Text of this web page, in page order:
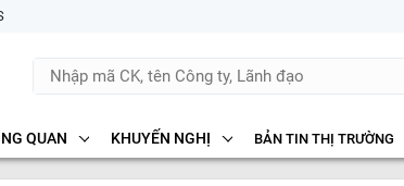
QUAN KHUYẾN NGHỊ BẢN TIN THỊ TRƯỜNG